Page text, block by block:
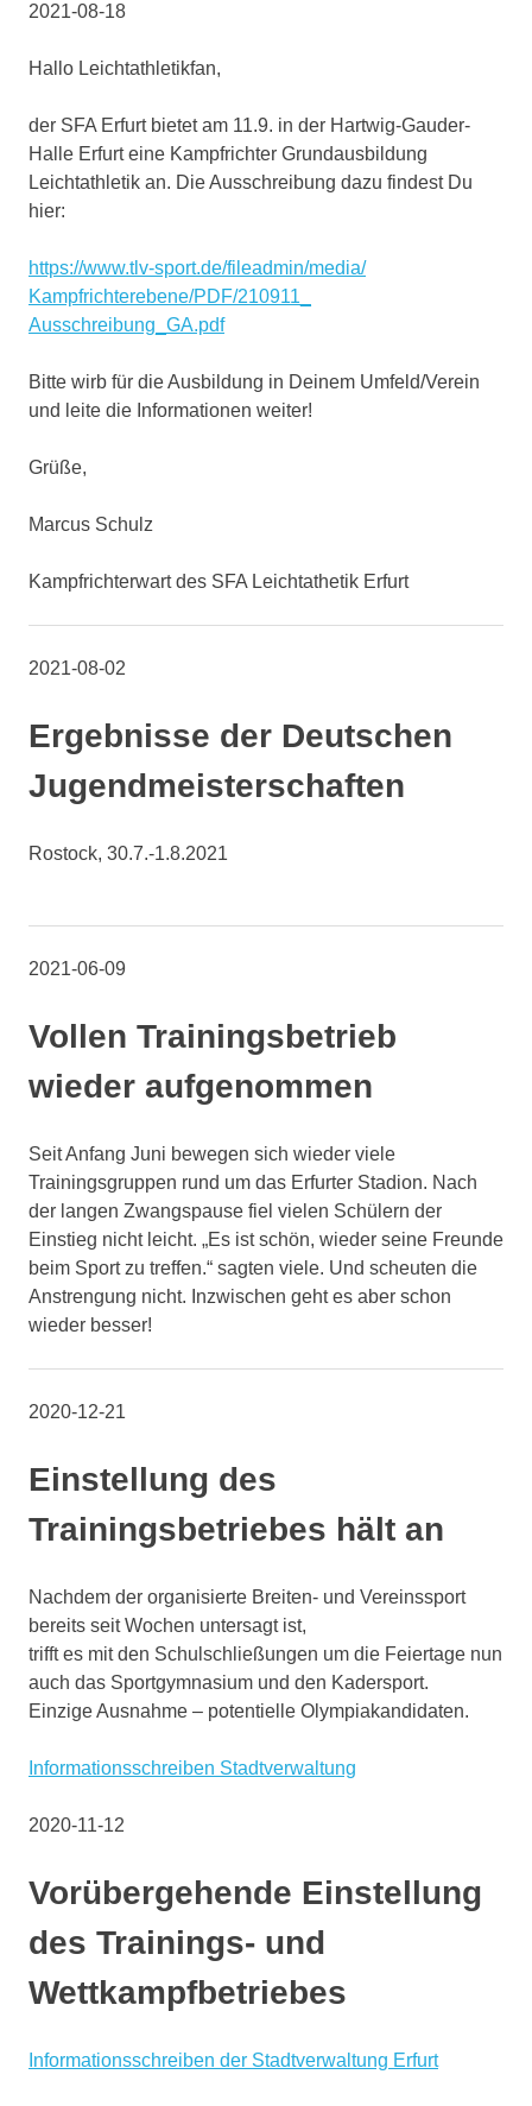
2021-08-18
Hallo Leichtathletikfan,
der SFA Erfurt bietet am 11.9. in der Hartwig-Gauder-
Halle Erfurt eine Kampfrichter Grundausbildung
Leichtathletik an. Die Ausschreibung dazu findest Du
hier:
https://www.tlv-sport.de/fileadmin/media/
Kampfrichterebene/PDF/210911_
Ausschreibung_GA.pdf
Bitte wirb für die Ausbildung in Deinem Umfeld/Verein
und leite die Informationen weiter!
Grüße,
Marcus Schulz
Kampfrichterwart des SFA Leichtathetik Erfurt
2021-08-02
Ergebnisse der Deutschen
Jugendmeisterschaften
Rostock, 30.7.-1.8.2021
2021-06-09
Vollen Trainingsbetrieb
wieder aufgenommen
Seit Anfang Juni bewegen sich wieder viele
Trainingsgruppen rund um das Erfurter Stadion. Nach
der langen Zwangspause fiel vielen Schülern der
Einstieg nicht leicht. „Es ist schön, wieder seine Freunde
beim Sport zu treffen.“ sagten viele. Und scheuten die
Anstrengung nicht. Inzwischen geht es aber schon
wieder besser!
2020-12-21
Einstellung des
Trainingsbetriebes hält an
Nachdem der organisierte Breiten- und Vereinssport
bereits seit Wochen untersagt ist,
trifft es mit den Schulschließungen um die Feiertage nun
auch das Sportgymnasium und den Kadersport.
Einzige Ausnahme – potentielle Olympiakandidaten.
Informationsschreiben Stadtverwaltung
2020-11-12
Vorübergehende Einstellung
des Trainings- und
Wettkampfbetriebes
Informationsschreiben der Stadtverwaltung Erfurt